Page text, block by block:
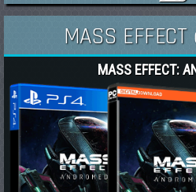
MASS EFFECT
MASS EFFECT: